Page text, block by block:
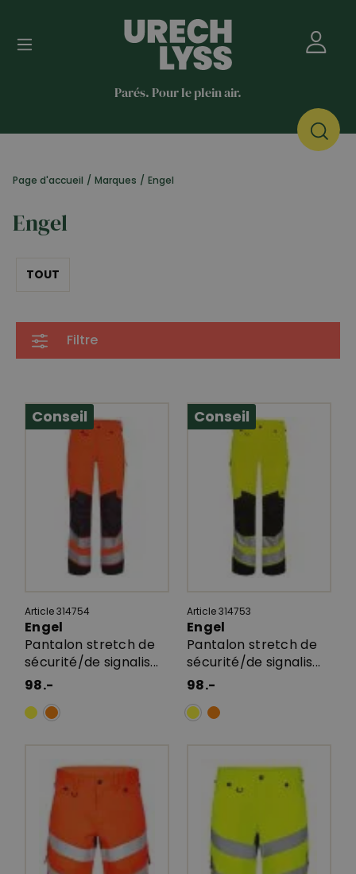
Parés. Pour le plein air.
Page d'accueil / Marques / Engel
Engel
TOUT
Filtre
Conseil
Article 314754
Engel
Pantalon stretch de
sécurité/de signalis...
98.-
Conseil
Article 314753
Engel
Pantalon stretch de
sécurité/de signalis...
98.-